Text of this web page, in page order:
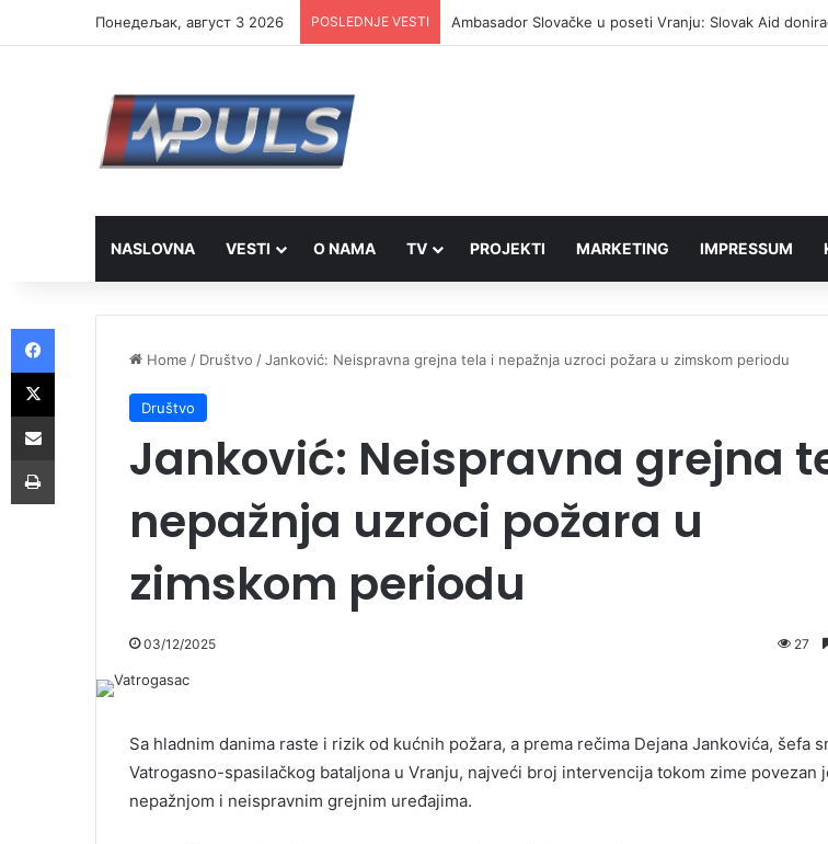
Понедељак, август 3 2026 POSLEDNJE VESTI Ambasador Slovačke u poseti Vranju: Slovak Aid
NASLOVNA VESTI O NAMA TV PROJEKTI MARKETING IMPRESSUM
Home / Društvo /Janković: Neispravna grejna tela i nepažnja uzroci požara u zimskom periodu
Društvo
Janković: Neispravna grejna
nepažnja uzroci požara u
zimskom periodu
03/12/2025 27
Sa hladnim danima raste i rizik od kućnih požara, a prema rečima Dejаnа Jankovića, šefa
Vatrogasno-spasilačkog bataljona u Vranju, najveći broj intervencija tokom zime povezan
nepažnjom i neispravnim grejnim uređajima.
Facebook
X
Share via Email